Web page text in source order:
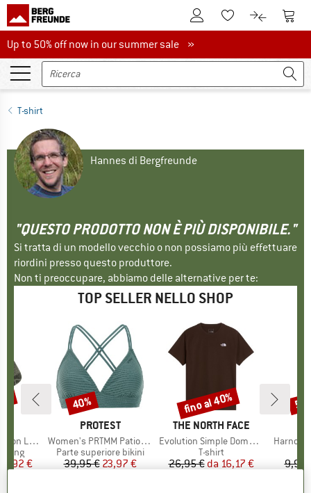
Al conto clienteAlla lista
Al Al
Up to 50% off now in our summer sale
Up to 50% off now in our summer sale »
T-shirt
Hannes di Bergfreunde
"QUESTO PRODOTTO NON È PIÙ DISPONIBILE."
Si tratta di un modello vecchio o non possiamo più effettuare
riordini presso questo produttore.
Non ti preoccupare, abbiamo delle alternative per te:
TOP SELLER NELLO SHOP
Socks
ridotto
€
MARCHIO
PROTEST
Articolo
Women's PRTMM Patio Triangle
Gruppo di prodotti
Parte superiore bikini
Prezzo
39,95 €Prezzo ridotto
23,97 €
Sconto
40%
MARCHIO
THE NORTH FACE
Articolo
Evolution Simple Dome Short Sleeve
Gruppo di prodotti
T-shirt
Prezzo
26,95 € Prezzo ridotto
da 16,17 €
Sconto
fino al 40%
Articolo
9,95